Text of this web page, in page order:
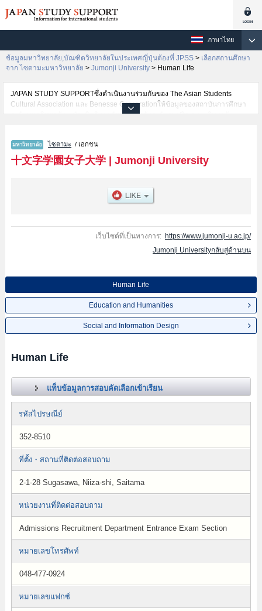
ภาษาไทย
ข้อมูลมหาวิทยาลัย,บัณฑิตวิทยาลัยในประเทศญี่ปุ่นต้องที่ JPSS > เลือกสถานศึกษา
จาก ไซตามะมหาวิทยาลัย > Jumonji University > Human Life
JAPAN STUDY SUPPORTซึ่งดำเนินงานร่วมกันของ The Asian Students
Cultural Association และ Benesse Corporationให้ข้อมูลของสถาบันการศึกษา
ระดับมหาวิทยาลัย・บัณฑิตวิทยาลัย・วิทยาลัยระดับอนุปริญญา・วิทยาลัย
ชาติเช่นข้อมูลของแต่ละคณะ,ข้อมูลการสอบคัดเลือกเข้าศึกษาเช่นจำนวนคนที่รับ
สมัครหรือจำนวนคนที่ผ่านการสอบคัดเลือกเป็นต้น,แนะนำสถานที่,การเดินทาง
เป็นต้นไว้ด้วยดังนั้นขอเชิญใช้บริการค้นหาข้อมูลตามอัธยาศัย
ไซตามะ / เอกชน
十文字学園女子大学| Jumonji University
เว็บไซต์ที่เป็นทางการ: https://www.jumonji-u.ac.jp/
Jumonji Universityกลับสู่ด้านบน
Human Life
Education and Humanities
Social and Information Design
Human Life
แท็บข้อมูลการสอบคัดเลือกเข้าเรียน
รหัสไปรษณีย์
352-8510
ที่ตั้ง・สถานที่ติดต่อสอบถาม
2-1-28 Sugasawa, Niiza-shi, Saitama
หน่วยงานที่ติดต่อสอบถาม
Admissions Recruitment Department Entrance Exam Section
หมายเลขโทรศัพท์
048-477-0924
หมายเลขแฟกซ์